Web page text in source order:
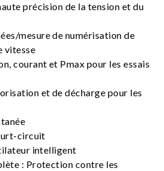
précision de la tension et du
mesure de numérisation de
vitesse
courant et Pmax pour les essais
et de décharge pour les
circuit
intelligent
: Protection contre les